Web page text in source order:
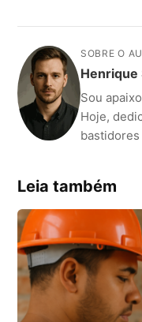
SOBRE O
Henrique
Sou
Hoje,
Leia também